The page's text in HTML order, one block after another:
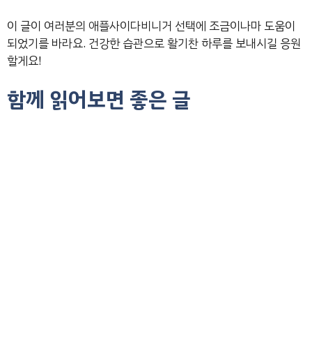
이 글이 여러분의 애플사이다비니거 선택에 조금이나마 도움이
되었기를 바라요. 건강한 습관으로 활기찬 하루를 보내시길 응원
할게요!
함께 읽어보면 좋은 글